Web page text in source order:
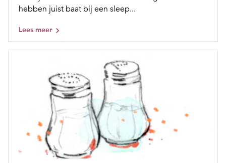
hebben juist baat bij een sleep...
Lees meer